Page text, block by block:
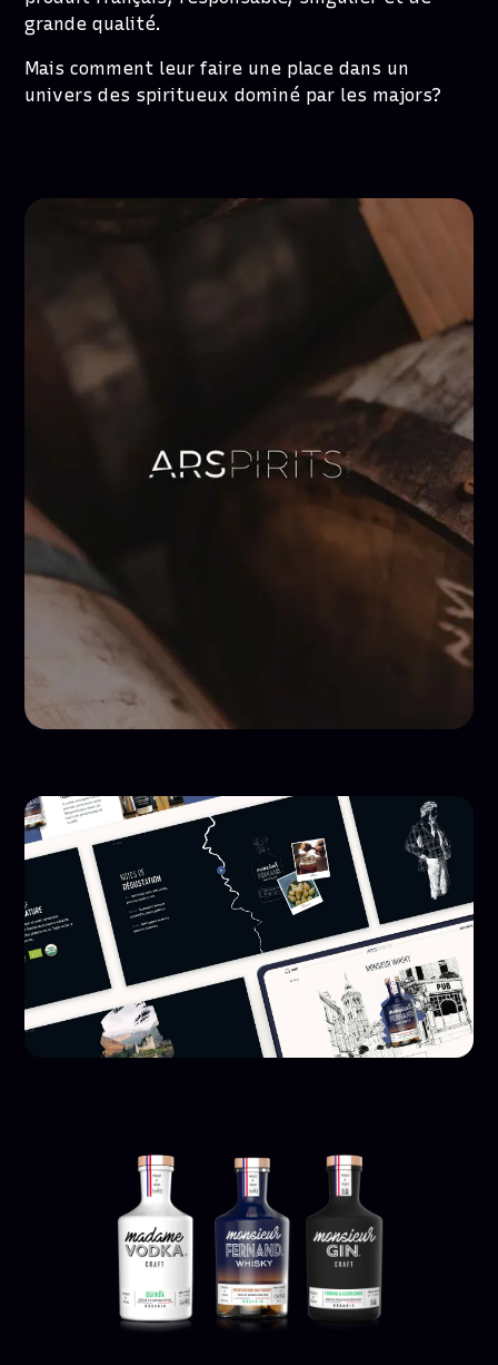
grande qualité.
Mais comment leur faire une place dans un
univers des spiritueux dominé par les majors?